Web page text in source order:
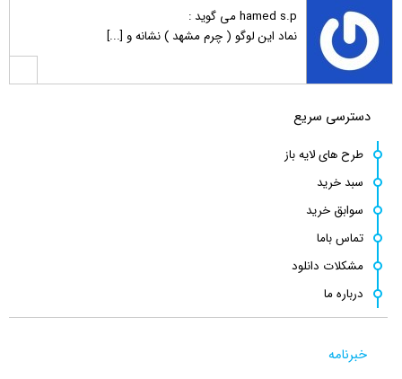
hamed s.pمی گوید :
نماد این لوگو ( چرم مشهد ) نشانه و [...]
کامبیز رادمی گوید :
کامبیز راد
دسترسی سریع
طرح های لایه باز
سبد خرید
سوابق خرید
تماس باما
مشکلات دانلود
درباره ما
خبرنامه